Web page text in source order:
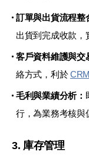
訂單與出貨流程整
出貨到完成收款，
客戶資料維護與交
絡方式，利於
毛利與業績分析：
行，為業務考核與
3. 庫存管理